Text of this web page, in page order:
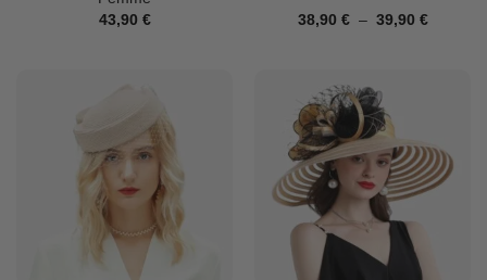
43,90 € 38,90 € – 39,90 €Plage